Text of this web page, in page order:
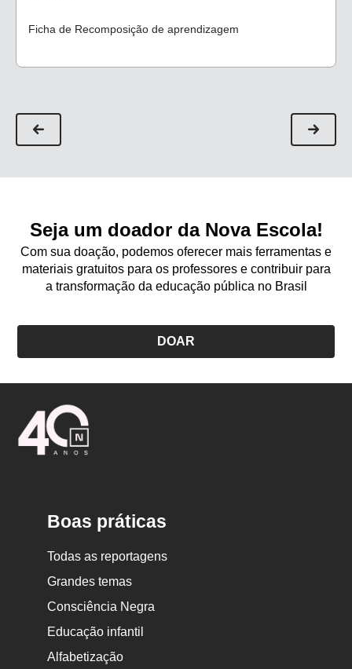
alguns minutos para brincar nas atividades de
interações e explorações e ouça as conversas delas. Esses
da criança e para planejar suas próximas atividades. Avise
novamente quando faltar cinco minutos. Quando terminar o
tempo, peça que ajudem a organizar a sala. Neste
Ficha de Recomposição de aprendizagem
Seja um doador da Nova Escola!
Com sua doação, podemos oferecer mais ferramentas e
materiais gratuitos para os professores e contribuir para
a transformação da educação pública no Brasil
DOAR
Boas práticas
Todas as reportagens
Grandes temas
Consciência Negra
Educação infantil
Alfabetização